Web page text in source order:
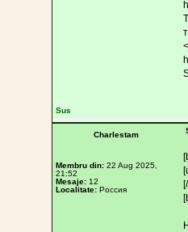
Sus
Charlestam
Membru din: 22 Aug 2025,
21:52
Mesaje: 12
Localitate: Россия